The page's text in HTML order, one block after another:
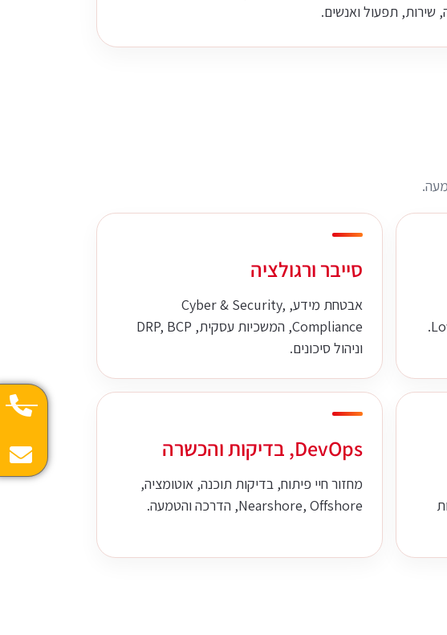
שירות, תפעול ואנשים.
סייבר ורגולציה
אבטחת מידע, Cyber & Security,
Compliance, המשכיות עסקית, DRP, BCP
וניהול סיכונים.
DevOps, בדיקות והכשרה
מחזור חיי פיתוח, בדיקות תוכנה, אוטומציה,
Nearshore, Offshore, הדרכה והטמעה.